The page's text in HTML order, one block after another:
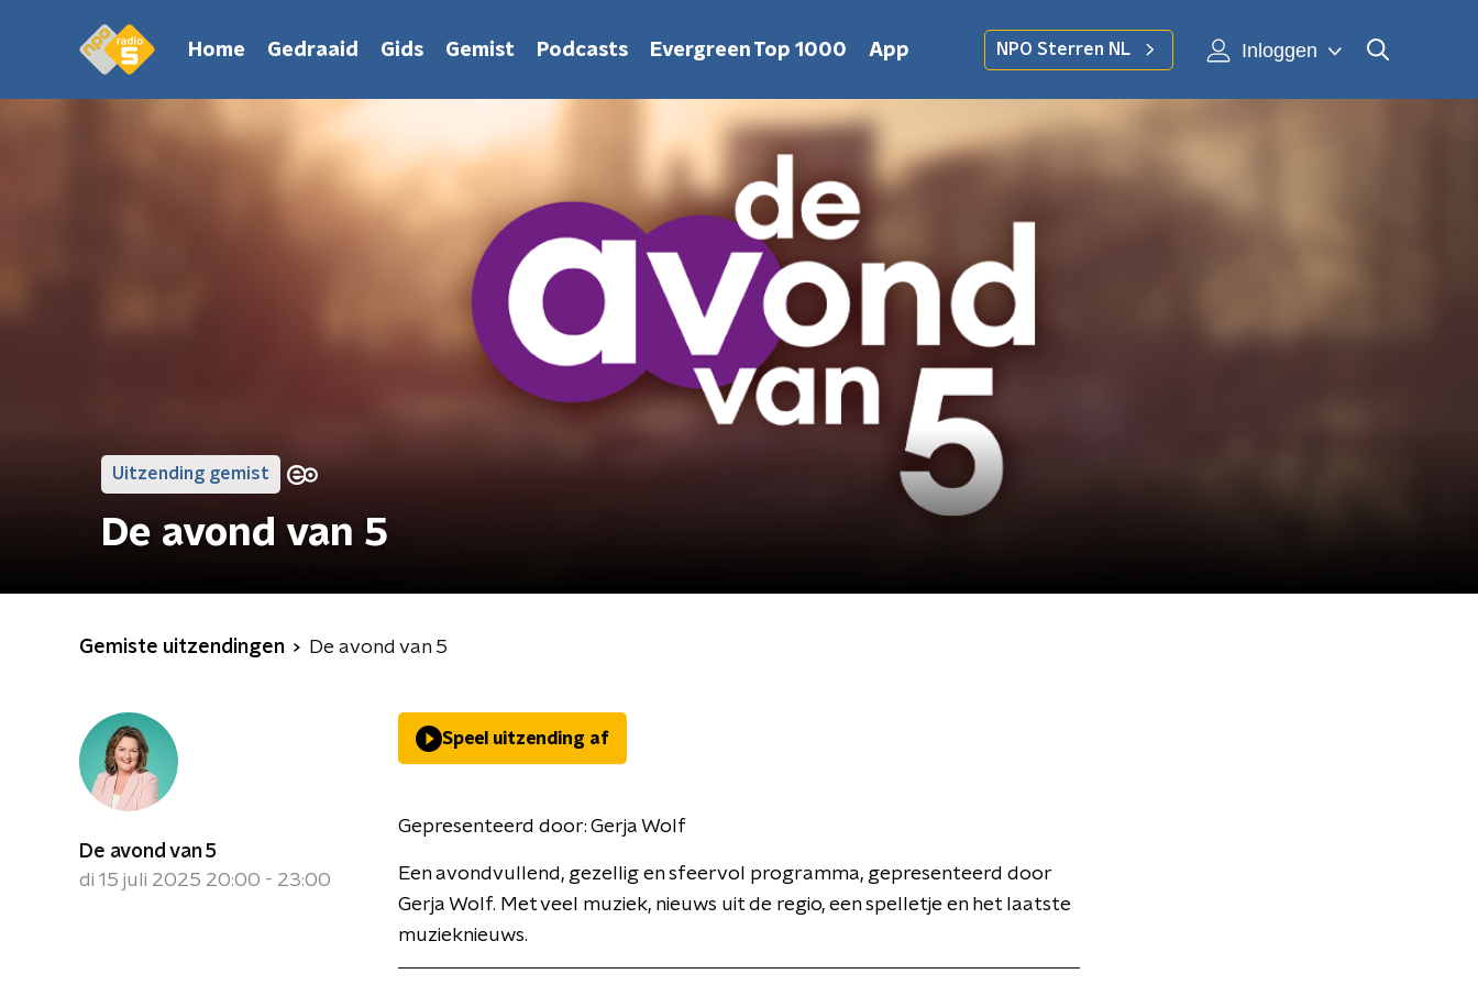
Home Gedraaid Gids Gemist Podcasts Evergreen Top 1000 App NPO Sterren NL Inloggen
Uitzending gemist
De avond van 5
Gemiste uitzendingen De avond van 5
De avond van 5
di 15 juli 2025 20:00 - 23:00
Speel uitzending af
Gepresenteerd door: Gerja Wolf
Een avondvullend, gezellig en sfeervol programma, gepresenteerd door
Gerja Wolf. Met veel muziek, nieuws uit de regio, een spelletje en het laatste
muzieknieuws.